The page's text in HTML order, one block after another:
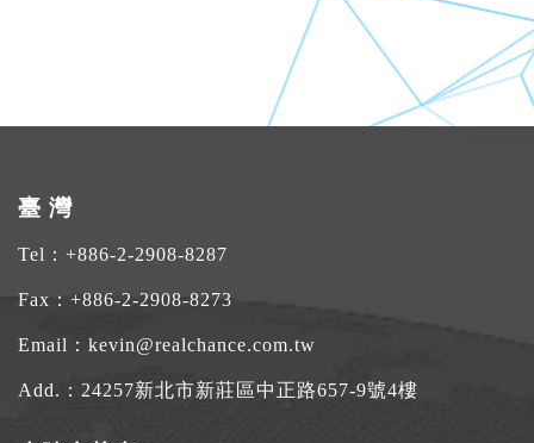
臺 灣
Tel： +886-2-2908-8287
Fax：+886-2-2908-8273
Email： kevin@realchance.com.tw
Add.： 24257新北市新莊區中正路657-9號4樓